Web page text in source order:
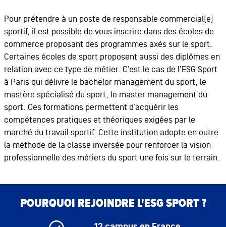
Pour prétendre à un poste de responsable commercial(e)
sportif, il est possible de vous inscrire dans des écoles de
commerce proposant des programmes axés sur le sport.
Certaines écoles de sport proposent aussi des diplômes en
relation avec ce type de métier. C’est le cas de l’ESG Sport
à Paris qui délivre le bachelor management du sport, le
mastère spécialisé du sport, le master management du
sport. Ces formations permettent d’acquérir les
compétences pratiques et théoriques exigées par le
marché du travail sportif. Cette institution adopte en outre
la méthode de la classe inversée pour renforcer la vision
professionnelle des métiers du sport une fois sur le terrain.
POURQUOI REJOINDRE L'ESG SPORT ?